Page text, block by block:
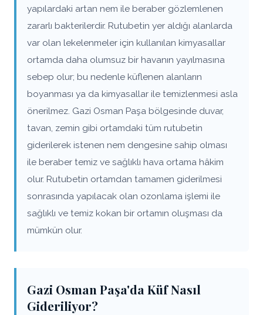
yapılardaki artan nem ile beraber gözlemlenen
zararlı bakterilerdir. Rutubetin yer aldığı alanlarda
var olan lekelenmeler için kullanılan kimyasallar
ortamda daha olumsuz bir havanın yayılmasına
sebep olur; bu nedenle küflenen alanların
boyanması ya da kimyasallar ile temizlenmesi asla
önerilmez. Gazi Osman Paşa bölgesinde duvar,
tavan, zemin gibi ortamdaki tüm rutubetin
giderilerek istenen nem dengesine sahip olması
ile beraber temiz ve sağlıklı hava ortama hâkim
olur. Rutubetin ortamdan tamamen giderilmesi
sonrasında yapılacak olan ozonlama işlemi ile
sağlıklı ve temiz kokan bir ortamın oluşması da
mümkün olur.
Gazi Osman Paşa'da Küf Nasıl
Gideriliyor?